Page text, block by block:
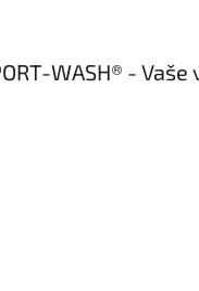
WASH® -